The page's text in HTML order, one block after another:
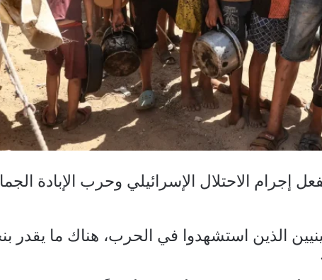
الاحتلال الإسرائيلي وحرب الإبادة
الذين استشهدوا في الحرب، هناك ما يقدر